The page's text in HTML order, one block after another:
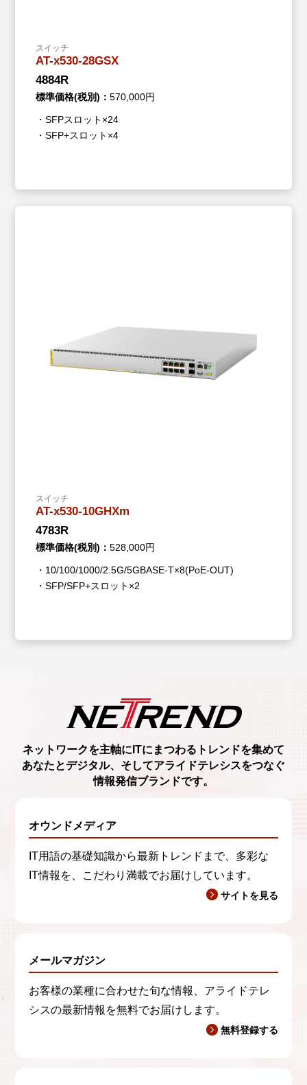
スイッチ
AT-x530-28GSX
4884R
標準価格(税別)：570,000円
・SFPスロット×24
・SFP+スロット×4
スイッチ
AT-x530-10GHXm
4783R
標準価格(税別)：528,000円
・10/100/1000/2.5G/5GBASE-T×8(PoE-OUT)
・SFP/SFP+スロット×2
ネットワークを主軸に ITにまつわるトレンドを集めて
あなたとデジタル、 そしてアライドテレシスをつなぐ
情報発信ブランドです。
オウンドメディア
IT用語の基礎知識から最新トレンドまで、多彩な
IT情報を、こだわり満載でお届けしています。
サイトを見る
メールマガジン
お客様の業種に合わせた旬な情報、アライドテレ
シスの最新情報を無料でお届けします。
無料登録する